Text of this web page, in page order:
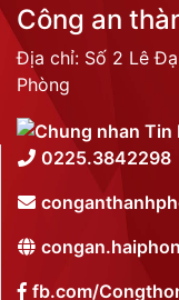
Công an
Địa chỉ: Số 2 Lê
Phòng
0225.3842298
fb.com/